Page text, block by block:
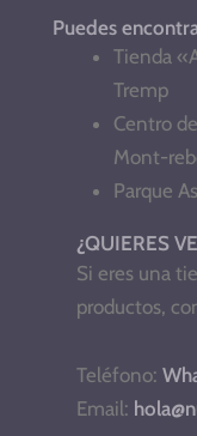
Puedes
Tienda
Tremp
Centro
Mont-
Parque
¿QUIERES
Si eres una
productos,
Teléfono:
Email: